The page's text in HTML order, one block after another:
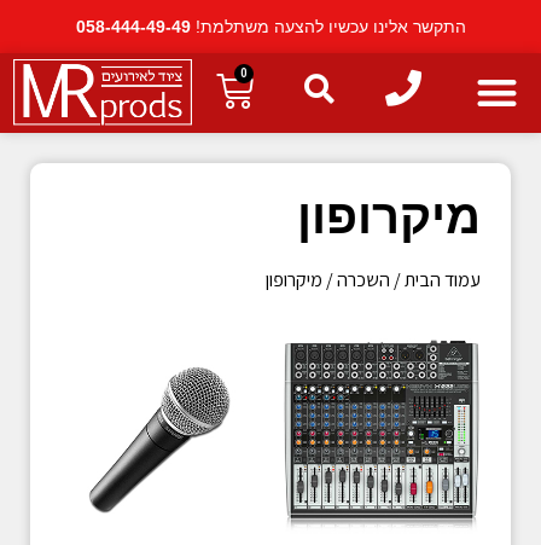
התקשר אלינו עכשיו להצעה משתלמת!058-444-49-49
0
מיקרופון
עמוד הבית/ השכרה/ מיקרופון